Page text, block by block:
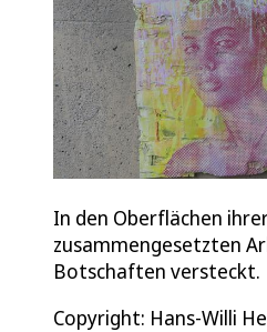
In den Oberflächen
zusammengesetzten
Botschaften versteckt.
Copyright: Hans-Willi